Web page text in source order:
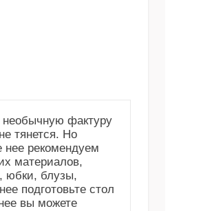
необычную фактуру
тянется. Но
нее рекомендуем
материалов,
юбки, блузы,
подготовьте стол
вы можете